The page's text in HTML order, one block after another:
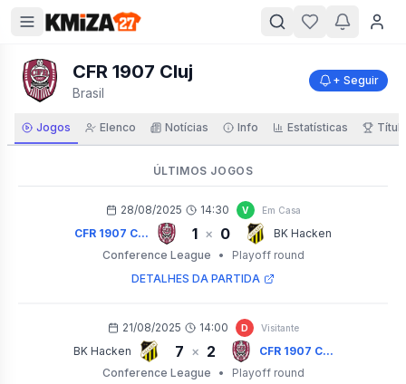
CFR 1907 Cluj
Brasil
+ Seguir
Jogos Elenco Notícias Info Estatísticas
ÚLTIMOS JOGOS
28/08/2025 14:30 V Em Casa
CFR 1907 C... 1 × 0
BK Hacken
Conference League
•
Playoff round
DETALHES DA PARTIDA
21/08/2025 14:00 D Visitante
BK Hacken 7 × 2
CFR 1907 C...
Conference League
•
Playoff round